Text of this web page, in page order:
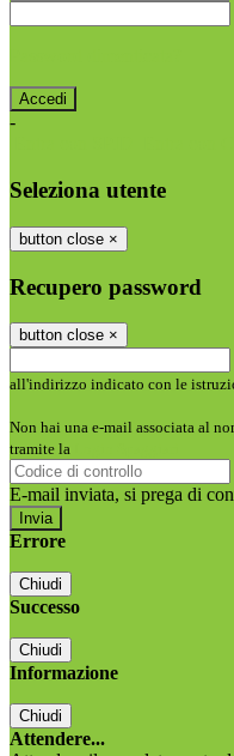
-
Seleziona utente
button close ×
Recupero password
button close ×
all'indirizzo indicato con le
Non hai una e-mail associata al
tramite la
E-mail inviata, si prega di
Errore
Chiudi
Successo
Chiudi
Informazione
Chiudi
Attendere...